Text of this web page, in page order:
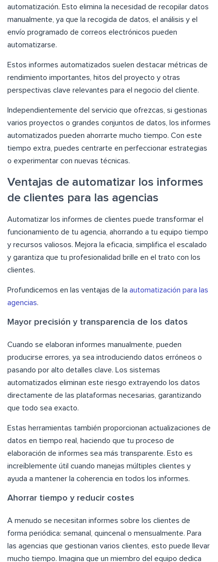
automatización. Esto elimina la necesidad de recopilar datos
manualmente, ya que la recogida de datos, el análisis y el
envío programado de correos electrónicos pueden
automatizarse.
Estos informes automatizados suelen destacar métricas de
rendimiento importantes, hitos del proyecto y otras
perspectivas clave relevantes para el negocio del cliente.
Independientemente del servicio que ofrezcas, si gestionas
varios proyectos o grandes conjuntos de datos, los informes
automatizados pueden ahorrarte mucho tiempo. Con este
tiempo extra, puedes centrarte en perfeccionar estrategias
o experimentar con nuevas técnicas.
Ventajas de automatizar los informes
de clientes para las agencias
Automatizar los informes de clientes puede transformar el
funcionamiento de tu agencia, ahorrando a tu equipo tiempo
y recursos valiosos. Mejora la eficacia, simplifica el escalado
y garantiza que tu profesionalidad brille en el trato con los
clientes.
Profundicemos en las ventajas de la automatización para las
agencias.
Mayor precisión y transparencia de los datos
Cuando se elaboran informes manualmente, pueden
producirse errores, ya sea introduciendo datos erróneos o
pasando por alto detalles clave. Los sistemas
automatizados eliminan este riesgo extrayendo los datos
directamente de las plataformas necesarias, garantizando
que todo sea exacto.
Estas herramientas también proporcionan actualizaciones de
datos en tiempo real, haciendo que tu proceso de
elaboración de informes sea más transparente. Esto es
increíblemente útil cuando manejas múltiples clientes y
ayuda a mantener la coherencia en todos los informes.
Ahorrar tiempo y reducir costes
A menudo se necesitan informes sobre los clientes de
forma periódica: semanal, quincenal o mensualmente. Para
las agencias que gestionan varios clientes, esto puede llevar
mucho tiempo. Imagina que un miembro del equipo dedica